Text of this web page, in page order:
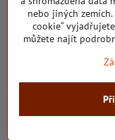
Všechny texty, obrázky
Vojtěch Lečbych - IVL.
Předvolby soukromí
nebo jiných
cookie“
můžete najít